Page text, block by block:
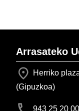
Arrasateko
Herriko
(Gipuzkoa)
943 25 20 00